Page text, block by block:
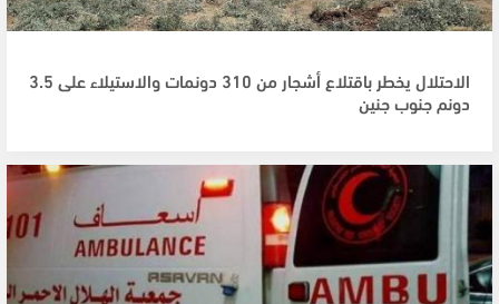
الاحتلال يخطر باقتلاع أشجار من 310 دونمات والاستيلاء على 3.5
دونم جنوب جنين